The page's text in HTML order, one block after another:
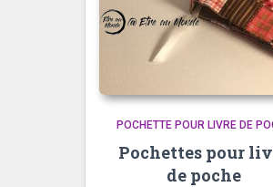
POCHETTE POUR LIVRE DE
Pochettes pour
de poche